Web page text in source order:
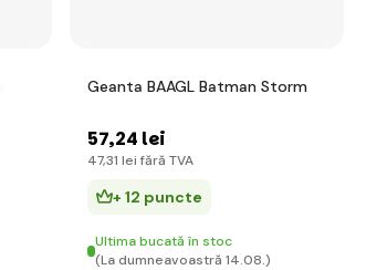
Geanta BAAGL Batman Storm
57,24 lei
47,31 lei fără TVA
+ 12 puncte
Ultima bucată în stoc
(La dumneavoastră 14.08.)